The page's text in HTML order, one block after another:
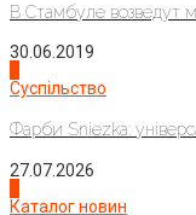
В Стамбуле возведут
30.06.2019
Суспільство
Фарби Sniezka:
27.07.2026
Каталог новин